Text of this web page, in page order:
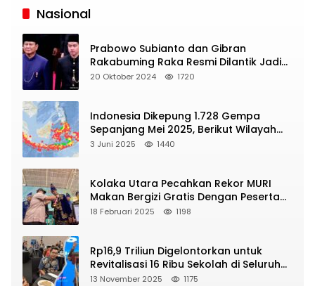
Nasional
Prabowo Subianto dan Gibran
Rakabuming Raka Resmi Dilantik Jadi
Presiden dan Wapres RI
20 Oktober 2024 1720
Indonesia Dikepung 1.728 Gempa
Sepanjang Mei 2025, Berikut Wilayah
Yang Intens Diguncang!
3 Juni 2025 1440
Kolaka Utara Pecahkan Rekor MURI
Makan Bergizi Gratis Dengan Peserta
Terbanyak
18 Februari 2025 1198
Rp16,9 Triliun Digelontorkan untuk
Revitalisasi 16 Ribu Sekolah di Seluruh
Indonesia
13 November 2025 1175